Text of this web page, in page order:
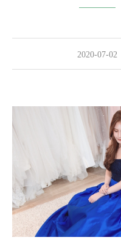
2020-07-02